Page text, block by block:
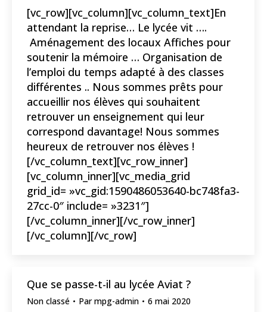
[vc_row][vc_column][vc_column_text]En
attendant la reprise… Le lycée vit ….
Aménagement des locaux Affiches pour
soutenir la mémoire … Organisation de
l’emploi du temps adapté à des classes
différentes .. Nous sommes prêts pour
accueillir nos élèves qui souhaitent
retrouver un enseignement qui leur
correspond davantage! Nous sommes
heureux de retrouver nos élèves !
[/vc_column_text][vc_row_inner]
[vc_column_inner][vc_media_grid
grid_id= »vc_gid:1590486053640-bc748fa3-
27cc-0″ include= »3231″]
[/vc_column_inner][/vc_row_inner]
[/vc_column][/vc_row]
Que se passe-t-il au lycée Aviat ?
Non classé Parmpg-admin 6 mai 2020